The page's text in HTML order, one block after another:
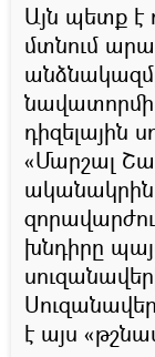
Այն պետք է
մտնում
նավատորմի
դիզելային
«Մարշալ
խնդիրը
է այս